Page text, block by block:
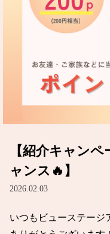
【紹介キャン
ャンス🔥】
2026.02.03
いつもビューステージ